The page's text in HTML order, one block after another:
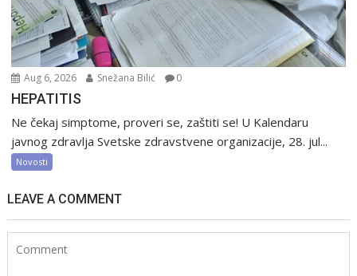
Aug 6, 2026 Snežana Bilić 0
HEPATITIS
Ne čekaj simptome, proveri se, zaštiti se! U Kalendaru
javnog zdravlja Svetske zdravstvene organizacije, 28. jul...
Novosti
LEAVE A COMMENT